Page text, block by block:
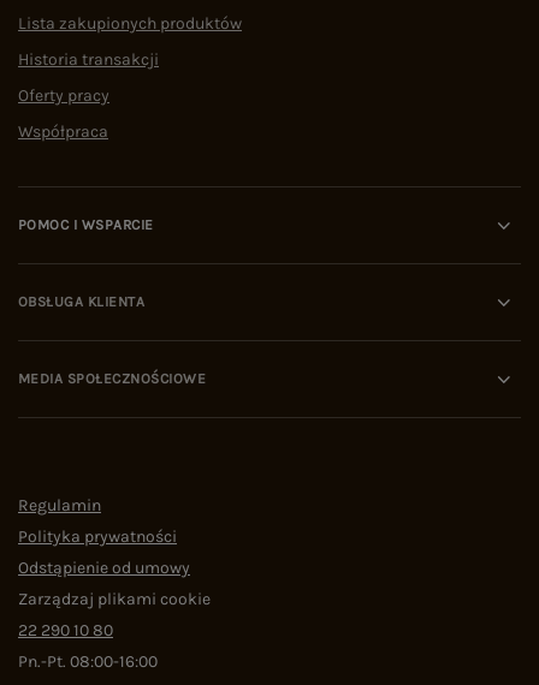
Lista zakupionych produktów
Historia transakcji
Oferty pracy
Współpraca
POMOC I WSPARCIE
OBSŁUGA KLIENTA
MEDIA SPOŁECZNOŚCIOWE
Regulamin
Polityka prywatności
Odstąpienie od umowy
Zarządzaj plikami cookie
22 290 10 80
Pn.-Pt. 08:00-16:00